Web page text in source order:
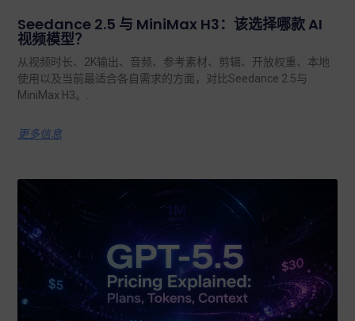
Seedance 2.5 与 MiniMax H3：该选择哪款 AI
视频模型？
从视频时长、2K输出、音频、参考素材、剪辑、开放权重、本地
使用以及当前最适合各自需求的方面，对比Seedance 2.5与
MiniMax H3。.
更多信息